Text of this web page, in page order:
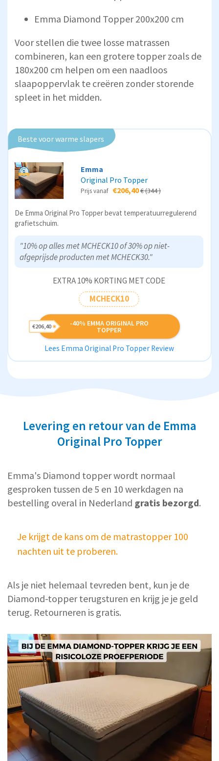
Emma Diamond Topper 200x200 cm
Voor stellen die twee losse matrassen
combineren, kan een grotere topper zoals de
180x200 cm helpen om een naadloos
slaapoppervlak te creëren zonder storende
spleet in het midden.
Beste voor warme slapers
Emma
Original Pro Topper
Prijs vanaf €206,40€ (344 )
De Emma Original Pro Topper bevat temperatuurregulerend
grafietschuim.
"10% op alles met MCHECK10 of 30% op niet-
afgeprijsde producten met MCHECK30."
EXTRA 10% KORTING MET CODE
MCHECK10
-40% EMMA ORIGINAL PRO
TOPPER
€206,40
Lees Emma Original Pro Topper Review
Levering en retour van de Emma
Original Pro Topper
Emma's Diamond topper wordt normaal
gesproken tussen de 5 en 10 werkdagen na
bestelling overal in Nederland gratis bezorgd.
Je krijgt de kans om de matrastopper 100
nachten uit te proberen.
Als je niet helemaal tevreden bent, kun je de
Diamond-topper terugsturen en krijg je je geld
terug. Retourneren is gratis.